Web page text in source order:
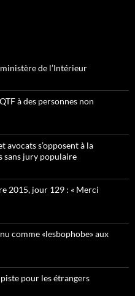
de l’Intérieur
à des personnes non
s’opposent à la
sans jury populaire
2015, jour 129 : « Merci
comme «lesbophobe» aux
pour les étrangers